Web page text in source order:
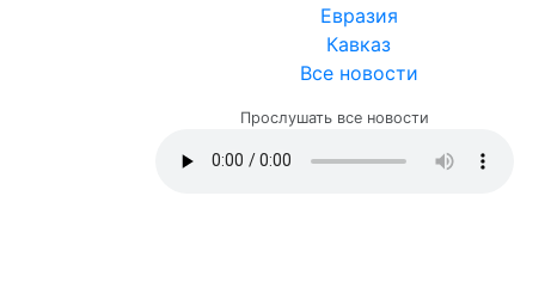
Евразия
Кавказ
Все новости
Прослушать все новости